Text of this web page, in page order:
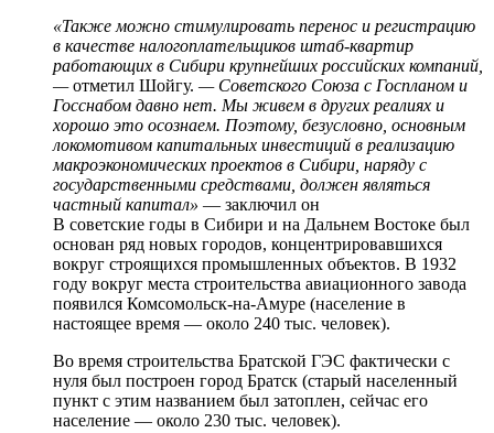
«Также можно стимулировать перенос и регистрацию
в качестве налогоплательщиков штаб-квартир
работающих в Сибири крупнейших российских компаний,
—отметил Шойгу. — Советского Союза с Госпланом и
Госснабом давно нет. Мы живем в других реалиях и
хорошо это осознаем. Поэтому, безусловно, основным
локомотивом капитальных инвестиций в реализацию
макроэкономических проектов в Сибири, наряду с
государственными средствами, должен являться
частный капитал» — заключил он
В советские годы в Сибири и на Дальнем Востоке был
основан ряд новых городов, концентрировавшихся
вокруг строящихся промышленных объектов. В 1932
году вокруг места строительства авиационного завода
появился Комсомольск-на-Амуре (население в
настоящее время — около 240 тыс. человек).
Во время строительства Братской ГЭС фактически с
нуля был построен город Братск (старый населенный
пункт с этим названием был затоплен, сейчас его
население — около 230 тыс. человек).